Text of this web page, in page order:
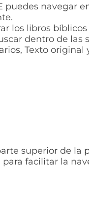
puedes navegar
los libros bíblicos
dentro de las
Texto original
superior de la
para facilitar la